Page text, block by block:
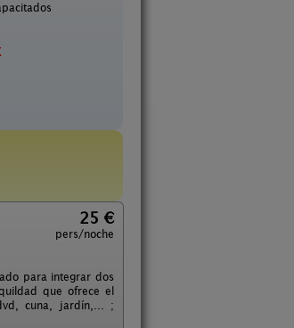
25 €
pers/noche
para integrar dos
que ofrece el
cuna, jardín,... ;